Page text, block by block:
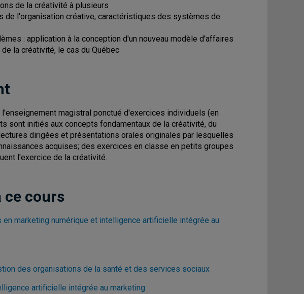
de la créativité à plusieurs
de l'organisation créative, caractéristiques des systèmes de
: application à la conception d'un nouveau modèle d'affaires
la créativité, le cas du Québec
magistral ponctué d'exercices individuels (en
sont initiés aux concepts fondamentaux de la créativité, du
dirigées et présentations orales originales par lesquelles
acquises; des exercices en classe en petits groupes
l'exercice de la créativité.
ce cours
marketing numérique et intelligence artificielle intégrée au
des organisations de la santé et des services sociaux
artificielle intégrée au marketing